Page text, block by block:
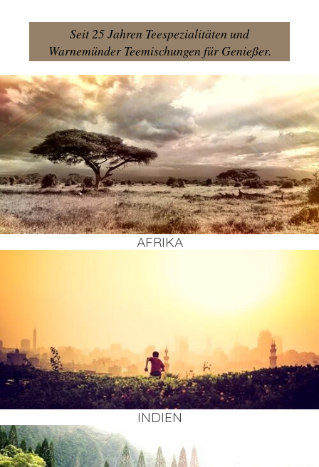
Seit 25 Jahren Teespezialitäten und
Warnemünder Teemischungen für Genießer.
AFRI­KA
INDI­EN